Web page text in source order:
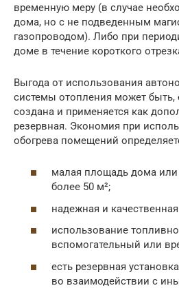
временную меру (в случае
дома, но с не подведенным
газопроводом). Либо при
доме в течение короткого
Выгода от использования
системы отопления может быть,
создана и применяется как
резервная. Экономия при
обогрева помещений
малая площадь дома или
более 50 м²;
надежная и
использование
вспомогательный или
есть резервная
во взаимодействии с